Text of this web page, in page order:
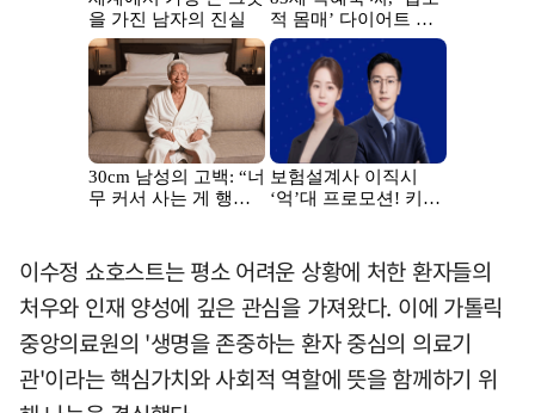
이수정 쇼호스트는 평소 어려운 상황에 처한 환자들의
처우와 인재 양성에 깊은 관심을 가져왔다. 이에 가톨릭
중앙의료원의 '생명을 존중하는 환자 중심의 의료기
관'이라는 핵심가치와 사회적 역할에 뜻을 함께하기 위